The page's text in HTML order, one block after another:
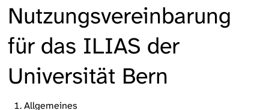
Nutzungsvereinbarung
für das ILIAS der
Universität Bern
Allgemeines